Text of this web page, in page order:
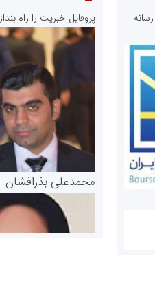
پروفایل خبریت را راه بنداز
محمدعلی بذرافشان